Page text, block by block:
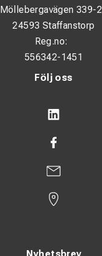
Följ oss
Nyhetsbrev
Möllebergavägen 339-
24593 Staffanstorp
Reg.no:
556342-1451